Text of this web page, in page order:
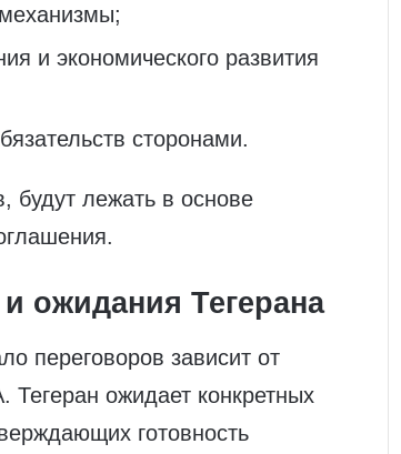
и экономического развития
сторонами.
будут лежать в основе
ожидания Тегерана
переговоров зависит от
ожидает конкретных
готовность